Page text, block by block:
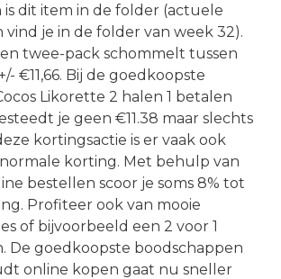
is dit item in de folder (actuele
vind je in de folder van week 32).
twee-pack schommelt tussen
€11,66. Bij de goedkoopste
Likorette 2 halen 1 betalen
je geen €11.38 maar slechts
kortingsactie is er vaak ook
korting. Met behulp van
bestellen scoor je soms 8% tot
Profiteer ook van mooie
of bijvoorbeeld een 2 voor 1
De goedkoopste boodschappen
online kopen gaat nu sneller